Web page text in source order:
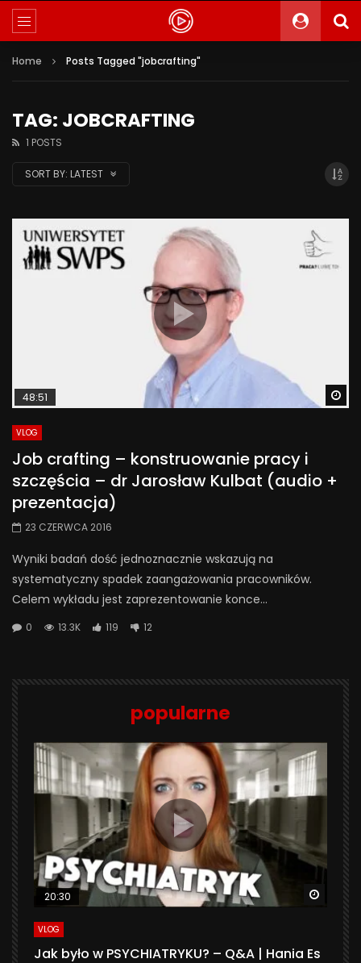
Home Posts Tagged "jobcrafting"
TAG: JOBCRAFTING
1 POSTS
SORT BY: LATEST
48:51
VLOG
Job crafting – konstruowanie pracy i
szczęścia – dr Jarosław Kulbat (audio +
prezentacja)
23 CZERWCA 2016
Wyniki badań dość jednoznacznie wskazują na
systematyczny spadek zaangażowania pracowników.
Celem wykładu jest zaprezentowanie konce...
0 13.3K 119 12
popularne
20:30
VLOG
Jak było w PSYCHIATRYKU? – Q&A | Hania Es